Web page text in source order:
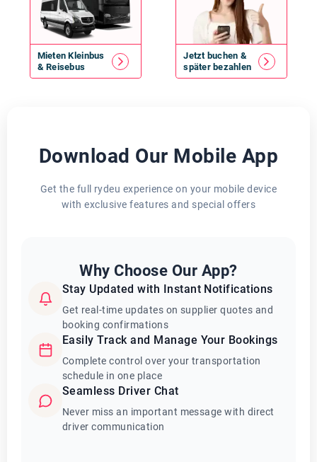
Mieten Kleinbus
& Reisebus
Jetzt buchen &
später bezahlen
Download Our Mobile App
Get the full rydeu experience on your mobile device
with exclusive features and special offers
Why Choose Our App?
Stay Updated with Instant Notifications
Get real-time updates on supplier quotes and
booking confirmations
Easily Track and Manage Your Bookings
Complete control over your transportation
schedule in one place
Seamless Driver Chat
Never miss an important message with direct
driver communication